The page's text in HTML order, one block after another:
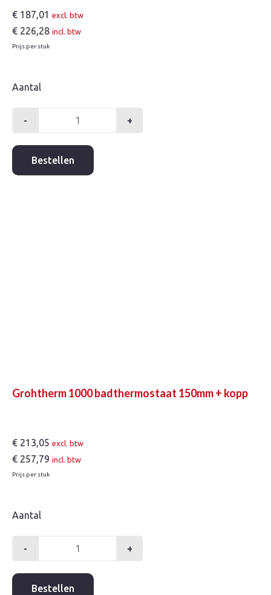
€ 187,01 excl. btw
€ 226,28 incl. btw
Prijs per stuk
Aantal
-
micra
badthermostaat
150mm
+
Bestellen
Grohtherm 1000 badthermostaat 150mm + kopp
€ 213,05 excl. btw
€ 257,79 incl. btw
Prijs per stuk
Aantal
-
1000
badthermostaat
+
Bestellen